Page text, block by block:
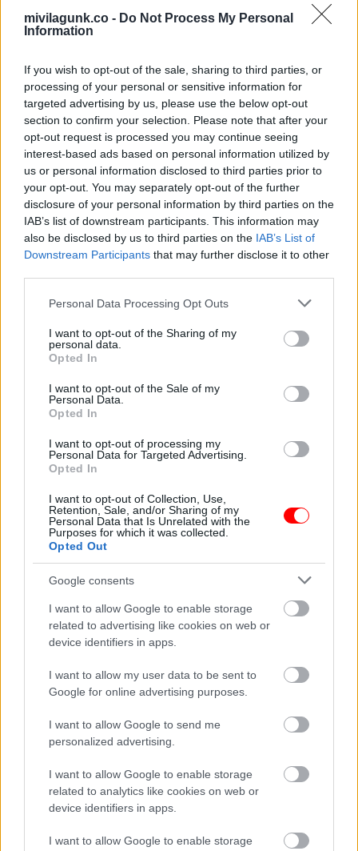
mivilagunk.co - Do Not Process My Personal
Information
If you wish to opt-out of the sale, sharing to third parties, or
processing of your personal or sensitive information for
targeted advertising by us, please use the below opt-out
section to confirm your selection. Please note that after your
opt-out request is processed you may continue seeing
interest-based ads based on personal information utilized by
us or personal information disclosed to third parties prior to
your opt-out. You may separately opt-out of the further
disclosure of your personal information by third parties on the
IAB’s list of downstream participants. This information may
also be disclosed by us to third parties on the IAB’s List of
Downstream Participants that may further disclose it to other
Please note that this website/app uses one or more Google
not limited to your visit or usage behaviour. You may click to
grant or deny consent to Google and its third-party tags to
use your data for below specified purposes in below Google
consent section.
Personal Data Processing Opt Outs
I want to opt-out of the Sharing of my
personal data.
Opted In
I want to opt-out of the Sale of my
Personal Data.
Opted In
I want to opt-out of processing my
Personal Data for Targeted Advertising.
Opted In
I want to opt-out of Collection, Use,
Retention, Sale, and/or Sharing of my
Personal Data that Is Unrelated with the
Purposes for which it was collected.
Opted Out
Google consents
I want to allow Google to enable storage
related to advertising like cookies on web or
device identifiers in apps.
I want to allow my user data to be sent to
Google for online advertising purposes.
I want to allow Google to send me
personalized advertising.
I want to allow Google to enable storage
related to analytics like cookies on web or
device identifiers in apps.
I want to allow Google to enable storage
A 13 éves lányom
vacsorára hazahozta
az éhező…
Még nem akartam
gyereket, de a férjem
könyörgött érte
15 éve eltemettem a
fiamat, aztán
felvettem egy…
A 13 éves lányom kis
asztalt tett ki az
udvarra,…
Hat évvel azután,
hogy elvesztettem az
egyik…
Egy nő videózni
20 évvel később, az
osztálytalálkozón a
Tizennyolc évesek
egy 1991-es levelet
4 éves kisfiam a
mutatott és…
Minden héten a
míg egy botrány…
A férjem arra kért,
garázsban, amíg…
Csendben írta alá a
senki sem…